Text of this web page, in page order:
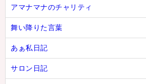
アマナマナのチャリティ
舞い降りた言葉
あぁ私日記
サロン日記